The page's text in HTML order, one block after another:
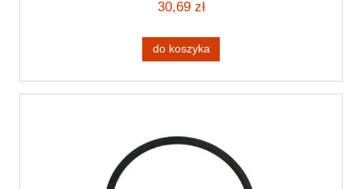
30,69 zł
do koszyka